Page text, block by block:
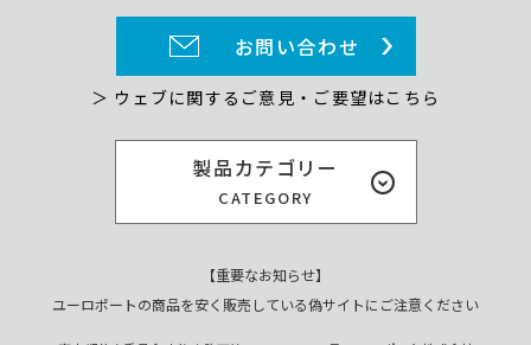
製品カテゴリー
CATEGORY
お問い合わせ
＞ ウェブに関するご意見・ご要望はこちら
【重要なお知らせ】
ユーロポートの商品を安く販売している偽サイトにご注意ください